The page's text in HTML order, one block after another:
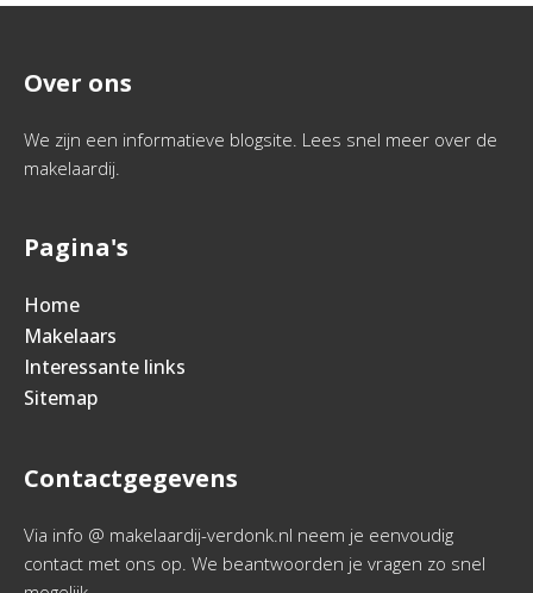
Over ons
We zijn een informatieve blogsite. Lees snel meer over de
makelaardij.
Pagina's
Home
Makelaars
Interessante links
Sitemap
Contactgegevens
Via info @ makelaardij-verdonk.nl neem je eenvoudig
contact met ons op. We beantwoorden je vragen zo snel